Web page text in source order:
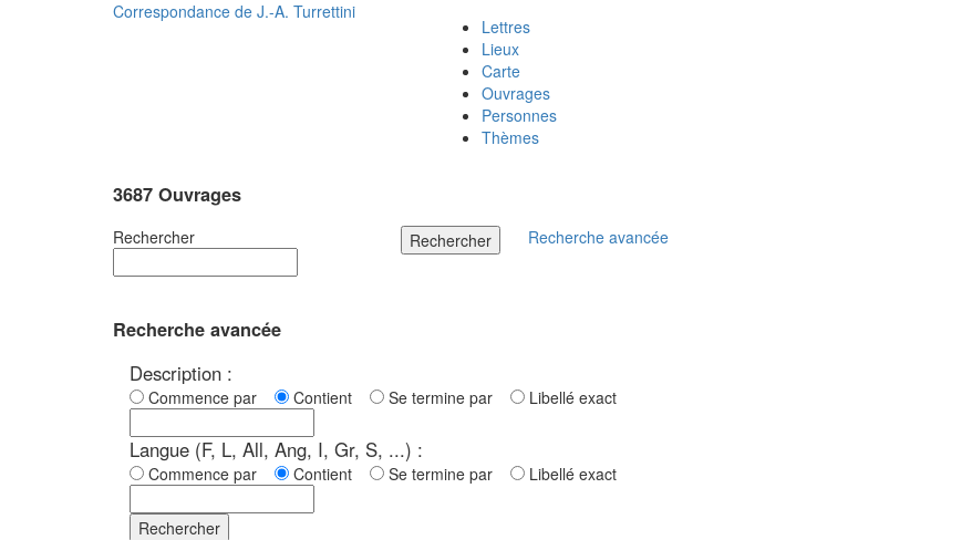
Correspondance de J.-A. Turrettini
Lettres
Lieux
Carte
Ouvrages
Personnes
Thèmes
3687 Ouvrages
Rechercher Rechercher Recherche avancée
Recherche avancée
Description :
Commence par Contient Se termine par Libellé exact
Langue (F, L, All, Ang, I, Gr, S, ...) :
Commence par Contient Se termine par Libellé exact
Rechercher